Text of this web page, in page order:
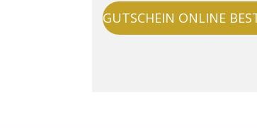
GUTSCHEIN ONLINE